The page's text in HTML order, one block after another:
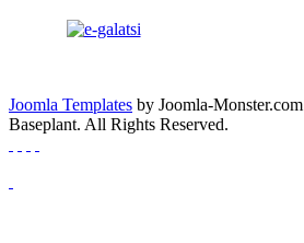
Joomla Templates by Joomla-Monster.com
Baseplant. All Rights Reserved.